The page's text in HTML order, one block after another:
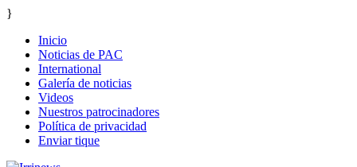
}
Inicio
Noticias de PAC
International
Galería de noticias
Videos
Nuestros patrocinadores
Política de privacidad
Enviar tique